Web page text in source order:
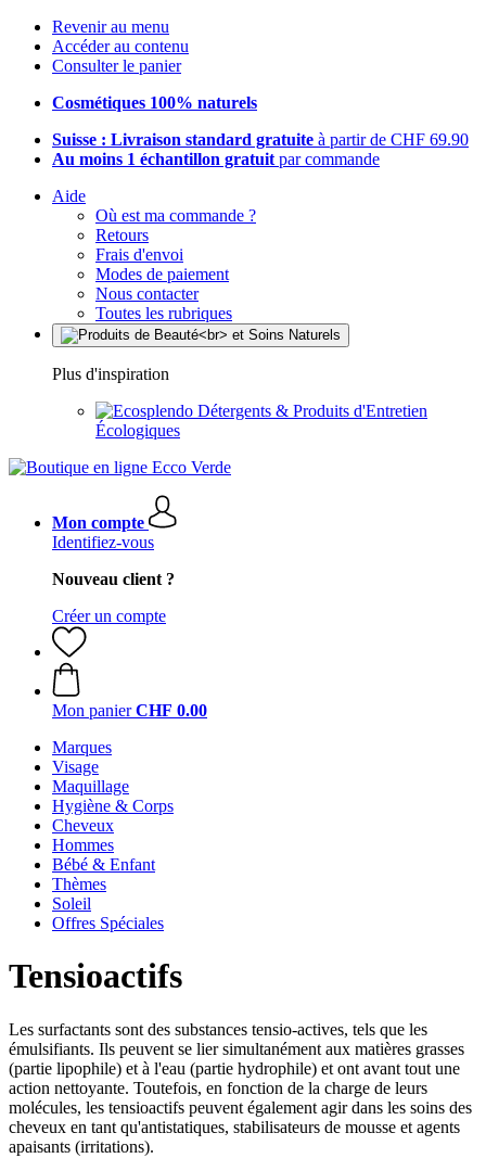
Revenir au menu
Accéder au contenu
Consulter le panier
Cosmétiques 100% naturels
Suisse : Livraison standard gratuite à partir de CHF 69.90
Au moins 1 échantillon gratuit par commande
Aide
Où est ma commande ?
Retours
Frais d'envoi
Modes de paiement
Nous contacter
Toutes les rubriques
Plus d'inspiration
Détergents & Produits d'Entretien
Écologiques
Mon compte
Identifiez-vous
Nouveau client ?
Créer un compte
Mon panier CHF 0.00
Marques
Visage
Maquillage
Hygiène & Corps
Cheveux
Hommes
Bébé & Enfant
Thèmes
Soleil
Offres Spéciales
Tensioactifs
Les surfactants sont des substances tensio-actives, tels que les
émulsifiants. Ils peuvent se lier simultanément aux matières grasses
(partie lipophile) et à l'eau (partie hydrophile) et ont avant tout une
action nettoyante. Toutefois, en fonction de la charge de leurs
molécules, les tensioactifs peuvent également agir dans les soins des
cheveux en tant qu'antistatiques, stabilisateurs de mousse et agents
apaisants (irritations).